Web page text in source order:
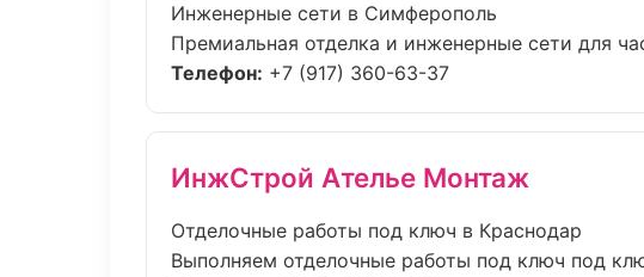
Инженерные сети в Симферополь
Премиальная отделка и инженерные сети для
Телефон: +7 (917) 360-63-37
ИнжСтрой Ателье Монтаж
Отделочные работы под ключ в Краснодар
Выполняем отделочные работы под ключ под